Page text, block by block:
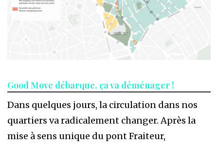
Good Move débarque, ça va déménager !
Dans quelques jours, la circulation dans nos
quartiers va radicalement changer. Après la
mise à sens unique du pont Fraiteur,